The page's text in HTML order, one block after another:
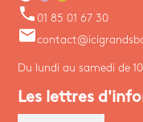
phone 01 85 01 67 30
email
Du lundi au samedi de
Les lettres